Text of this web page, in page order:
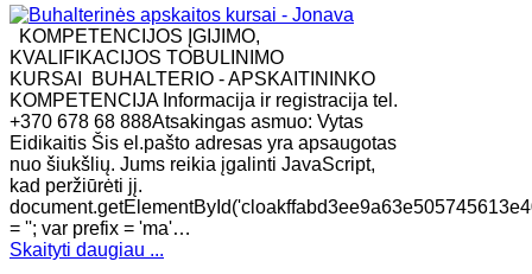
KOMPETENCIJOS ĮGIJIMO,
KVALIFIKACIJOS TOBULINIMO
KURSAI BUHALTERIO - APSKAITININKO
KOMPETENCIJA Informacija ir registracija tel.
+370 678 68 888Atsakingas asmuo: Vytas
Eidikaitis Šis el.pašto adresas yra apsaugotas
nuo šiukšlių. Jums reikia įgalinti JavaScript,
kad peržiūrėti jį.
= ''; var prefix = 'ma'…
Skaityti daugiau ...